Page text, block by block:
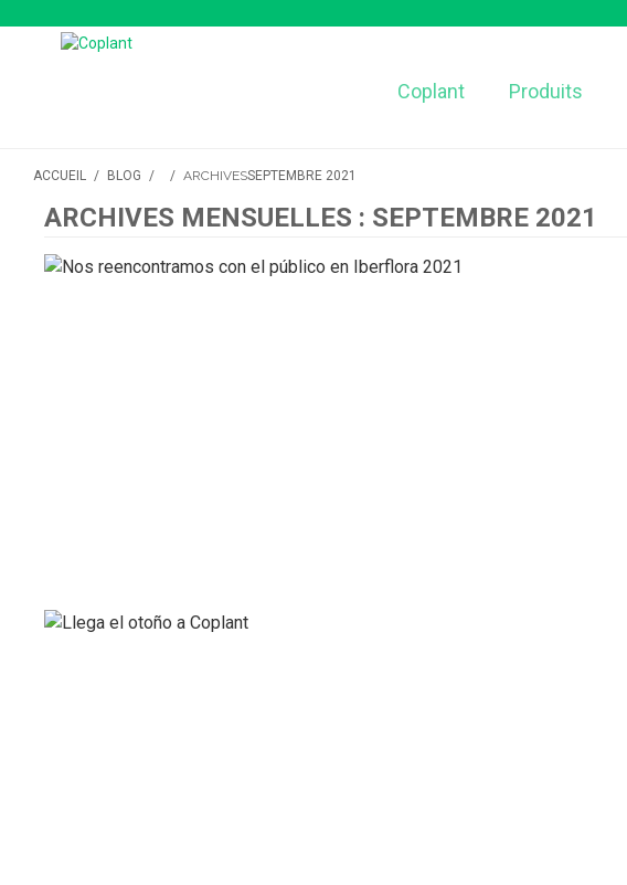
Coplant Produits
ACCUEIL / BLOG / ARCHIVES
/ SEPTEMBRE 2021
ARCHIVES MENSUELLES : SEPTEMBRE 2021